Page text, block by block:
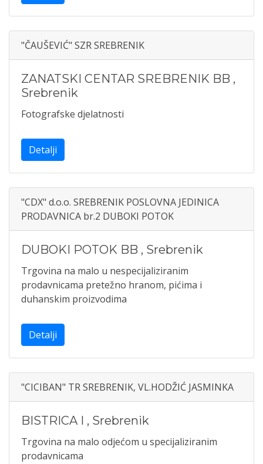
"ČAUŠEVIĆ" SZR SREBRENIK
ZANATSKI CENTAR SREBRENIK BB ,
Srebrenik
Fotografske djelatnosti
Detalji
"CDX" d.o.o. SREBRENIK POSLOVNA JEDINICA
PRODAVNICA br.2 DUBOKI POTOK
DUBOKI POTOK BB , Srebrenik
Trgovina na malo u nespecijaliziranim
prodavnicama pretežno hranom, pićima i
duhanskim proizvodima
Detalji
"CICIBAN" TR SREBRENIK, VL.HODŽIĆ JASMINKA
BISTRICA I , Srebrenik
Trgovina na malo odjećom u specijaliziranim
prodavnicama